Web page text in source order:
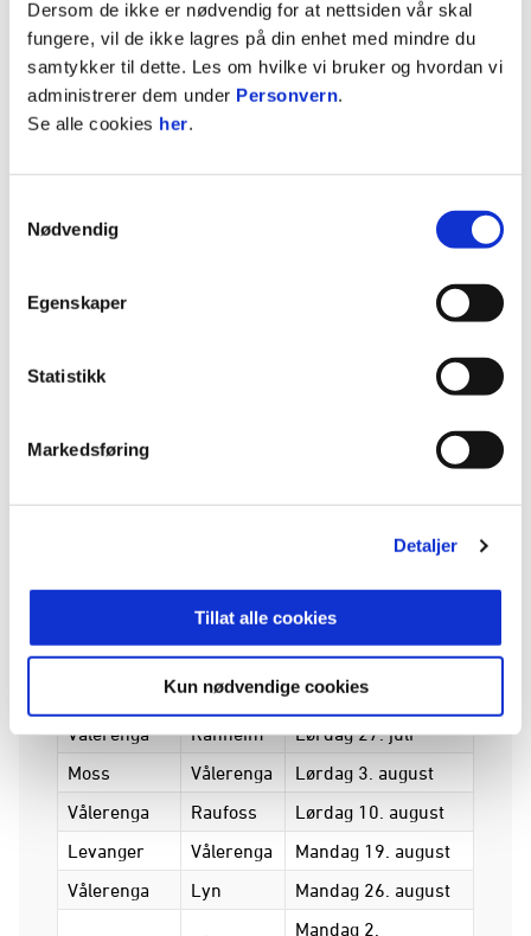
Dersom de ikke er nødvendig for at nettsiden vår skal
fungere, vil de ikke lagres på din enhet med mindre du
samtykker til dette. Les om hvilke vi bruker og hvordan vi
administrerer dem under Personvern.
Se alle cookies her.
Nødvendig
Egenskaper
Statistikk
Markedsføring
Detaljer
Tillat alle cookies
Kun nødvendige cookies
Kongsvinger
Torsdag
16. mai
Åsane Vålerenga
Onsdag
22. mai
26. mai
Ranheim 16.00
Vålerenga 19.00
15.00
17.00
20. juli
Bortelag
Dato
Vålerenga
Ranheim
Lørdag 27. juli
Moss
Vålerenga
Lørdag 3. august
Vålerenga
Raufoss
Lørdag 10. august
Levanger
Vålerenga
Mandag 19. august
Vålerenga
Lyn Mandag 26. august
Mandag 2.